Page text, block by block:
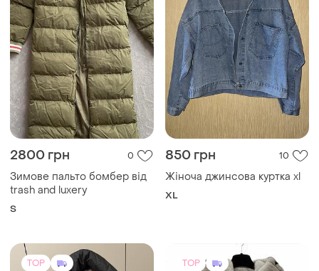
2800 грн 0
Зимове пальто бомбер від
trash and luxery
S
850 грн 10
Жіноча джинсова куртка xl
XL
TOP TOP